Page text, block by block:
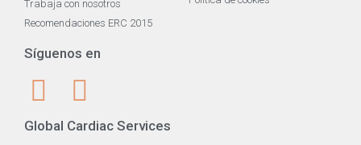
Trabaja con nosotros
Recomendaciones ERC 2015
Síguenos en
Global Cardiac Services